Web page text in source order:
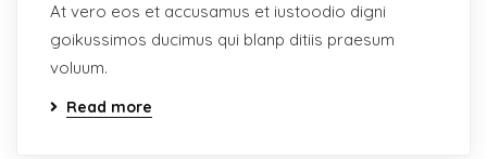
At vero eos et accusamus et iustoodio digni
goikussimos ducimus qui blanp ditiis praesum
voluum.
Read more